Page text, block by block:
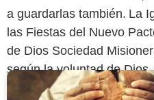
a guardarlas también. La
las Fiestas del Nuevo
de Dios Sociedad
según la voluntad de Dios.